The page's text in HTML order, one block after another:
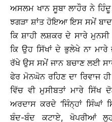
ਅਸਲਮ ਖਾਨ ਸੂਬਾ ਲਾਹੌਰ ਨੇ
ਝਗੜਾ ਸ਼ਾਂਤ ਹੋਇਆ ਇਸ ਸਮੇਂ
ਕਿ ਸ਼ਾਹੀ ਲਸ਼ਕਰ ਦੇ ਸਾਰੇ
ਕਿ ਉਹ ਸਿੱਖਾਂ ਦੇ ਭੁਲੇਖੇ ਨਾ ਮਾਰੇ
ਰੱਖੇ ਉਸ ਸਮੇਂ ਜਾਨ ਬਚਾਣ ਲਈ
ਫੇਰ ਮੋਨਘੋਨ ਰਹਿਣ ਦਾ ਰਿਵਾਜ
ਵਿੱਚ ਵੀ ਮੁਸੀਬਤਾਂ ਮਾਰੇ
ਅਰਦਾਸ ਕਰਦੇ ‘ਜਿੰਨ੍ਹਾਂ
ਬੰਦ-ਬੰਦ ਕਟਾਏ, ਖੋਪਰੀਆਂ